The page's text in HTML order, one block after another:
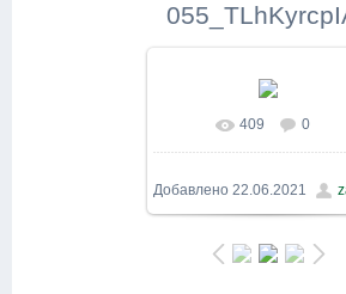
В реальном
1600x900 / 449.0Kb
409 0
Добавлено 22.06.2021